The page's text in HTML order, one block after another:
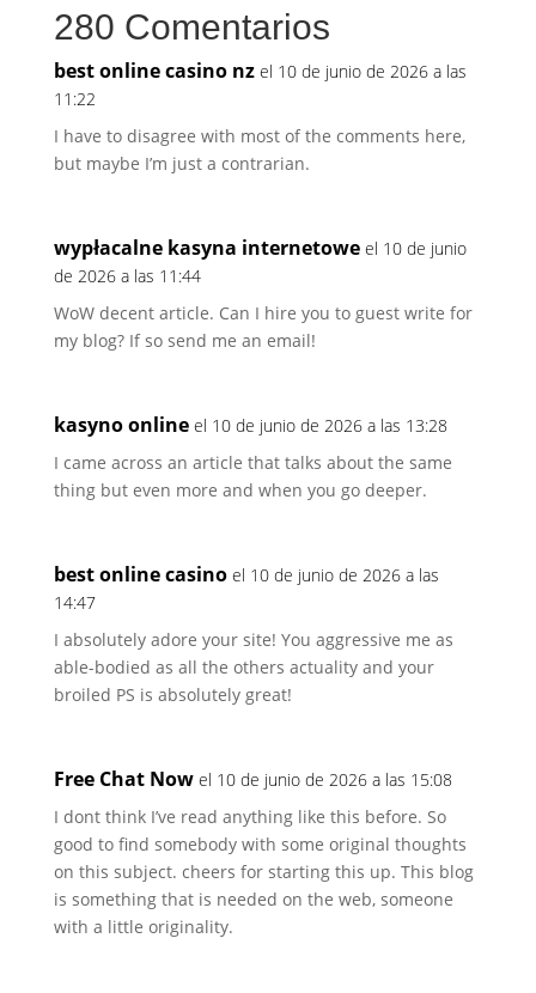
280 Comentarios
best online casino nz el 10 de junio de 2026 a las
11:22
I have to disagree with most of the comments here,
but maybe I’m just a contrarian.
wypłacalne kasyna internetowe el 10 de junio
de 2026 a las 11:44
WoW decent article. Can I hire you to guest write for
my blog? If so send me an email!
kasyno online el 10 de junio de 2026 a las 13:28
I came across an article that talks about the same
thing but even more and when you go deeper.
best online casino el 10 de junio de 2026 a las
14:47
I absolutely adore your site! You aggressive me as
able-bodied as all the others actuality and your
broiled PS is absolutely great!
Free Chat Now el 10 de junio de 2026 a las 15:08
I dont think I’ve read anything like this before. So
good to find somebody with some original thoughts
on this subject. cheers for starting this up. This blog
is something that is needed on the web, someone
with a little originality.